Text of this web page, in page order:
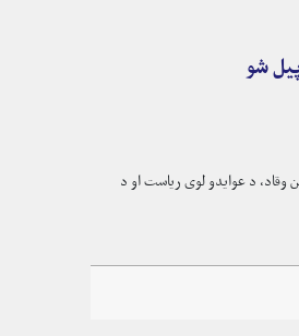
وقاد، د عوایدو لوی ریاست او د